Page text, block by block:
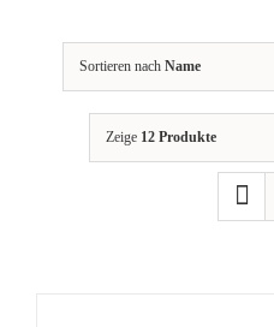
Sortieren nach Name
Zeige 12 Produkte